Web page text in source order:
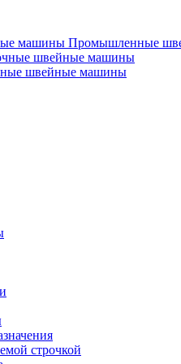
Промышленные
швейные машины
швейные машины
строчкой